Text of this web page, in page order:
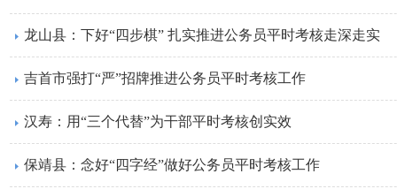
龙山县：下好“四步棋” 扎实推进公务员平时考核走深走实
吉首市强打“严”招牌推进公务员平时考核工作
汉寿：用“三个代替”为干部平时考核创实效
保靖县：念好“四字经”做好公务员平时考核工作